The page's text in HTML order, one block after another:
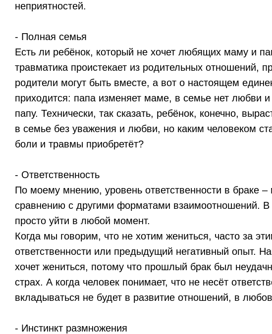
неприятностей.
- Полная семья
Есть ли ребёнок, который не хочет любящих маму и
травматика проистекает из родительных отношений,
родители могут быть вместе, а вот о настоящем
приходится: папа изменяет маме, в семье нет любви
папу. Технически, так сказать, ребёнок, конечно,
в семье без уважения и любви, но каким человеком
боли и травмы приобретёт?
- Ответственность
По моему мнению, уровень ответственности в браке
сравнению с другими форматами взаимоотношений. В
просто уйти в любой момент.
Когда мы говорим, что не хотим жениться, часто за
ответственности или предыдущий негативный опыт.
хочет жениться, потому что прошлый брак был
страх. А когда человек понимает, что не несёт
вкладываться не будет в развитие отношений, в
- Инстинкт размножения